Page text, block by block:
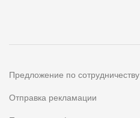
Предложение по сотрудничеству
Отправка рекламации